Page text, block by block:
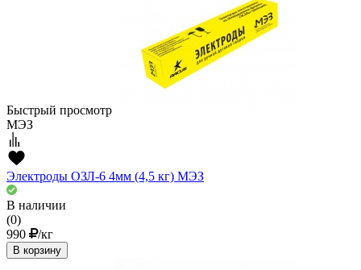
Быстрый просмотр
МЭЗ
Электроды ОЗЛ-6 4мм (4,5 кг) МЭЗ
В наличии
(0)
990
/кг
В корзину